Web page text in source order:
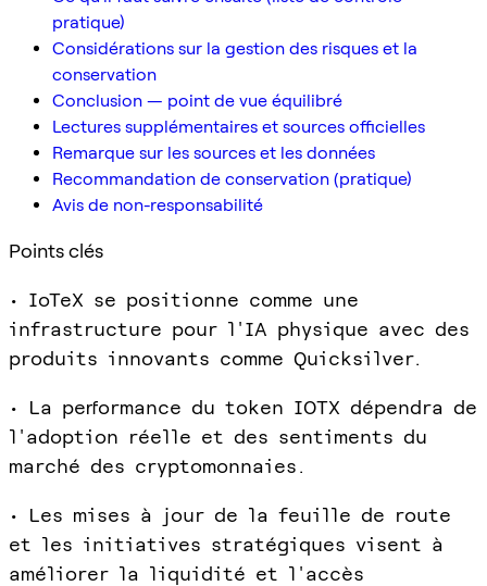
pratique)
Considérations sur la gestion des risques et la
conservation
Conclusion — point de vue équilibré
Lectures supplémentaires et sources officielles
Remarque sur les sources et les données
Recommandation de conservation (pratique)
Avis de non-responsabilité
Points clés
• IoTeX se positionne comme une
infrastructure pour l'IA physique avec des
produits innovants comme Quicksilver.
• La performance du token IOTX dépendra de
l'adoption réelle et des sentiments du
marché des cryptomonnaies.
• Les mises à jour de la feuille de route
et les initiatives stratégiques visent à
améliorer la liquidité et l'accès